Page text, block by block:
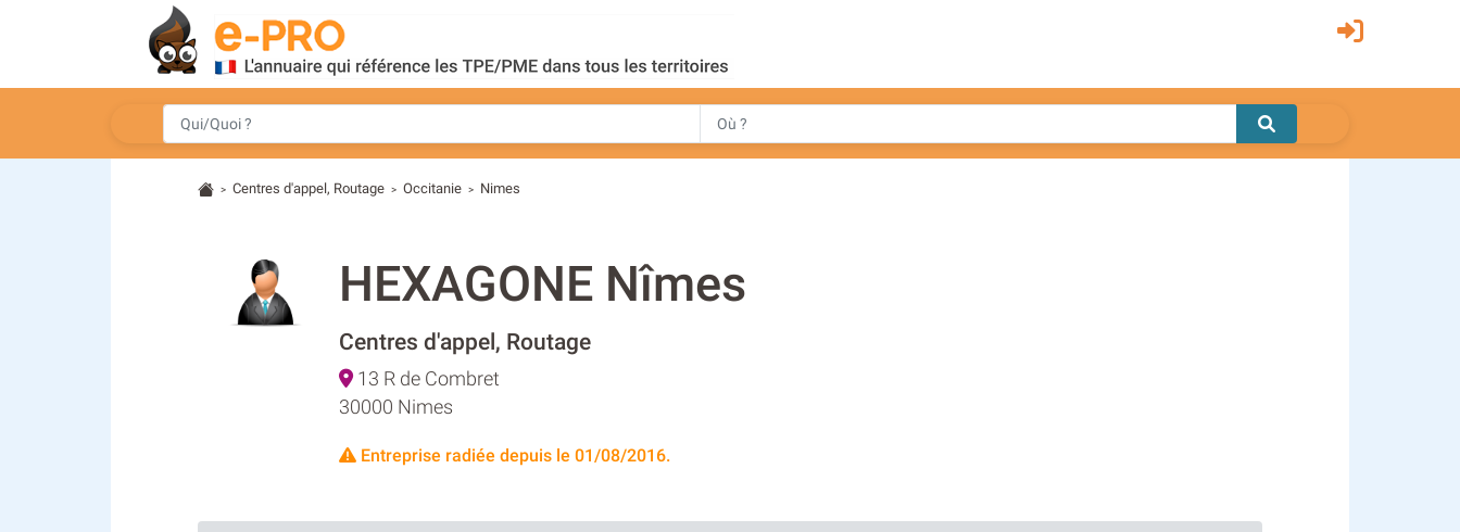
> Centres d'appel, Routage > Occitanie > Nimes
HEXAGONE Nîmes
Centres d'appel, Routage
13 R de Combret
30000 Nimes
Entreprise radiée depuis le 01/08/2016.